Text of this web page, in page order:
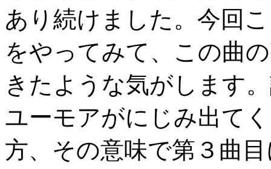
あり続けました。今回
をやってみて、この曲
きたような気がします
ユーモアがにじみ出て
方、その意味で第３曲